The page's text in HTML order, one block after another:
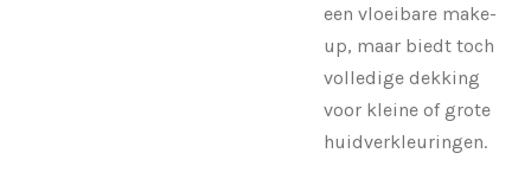
een vloeibare make-
up, maar biedt toch
volledige dekking
voor kleine of grote
huidverkleuringen.